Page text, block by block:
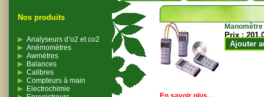
Nos produits
Analyseurs d’o2 et co2
Anémomètres
Awmètres
Balances
Calibres
Compteurs à main
Electrochimie
Prix :
Ajouter